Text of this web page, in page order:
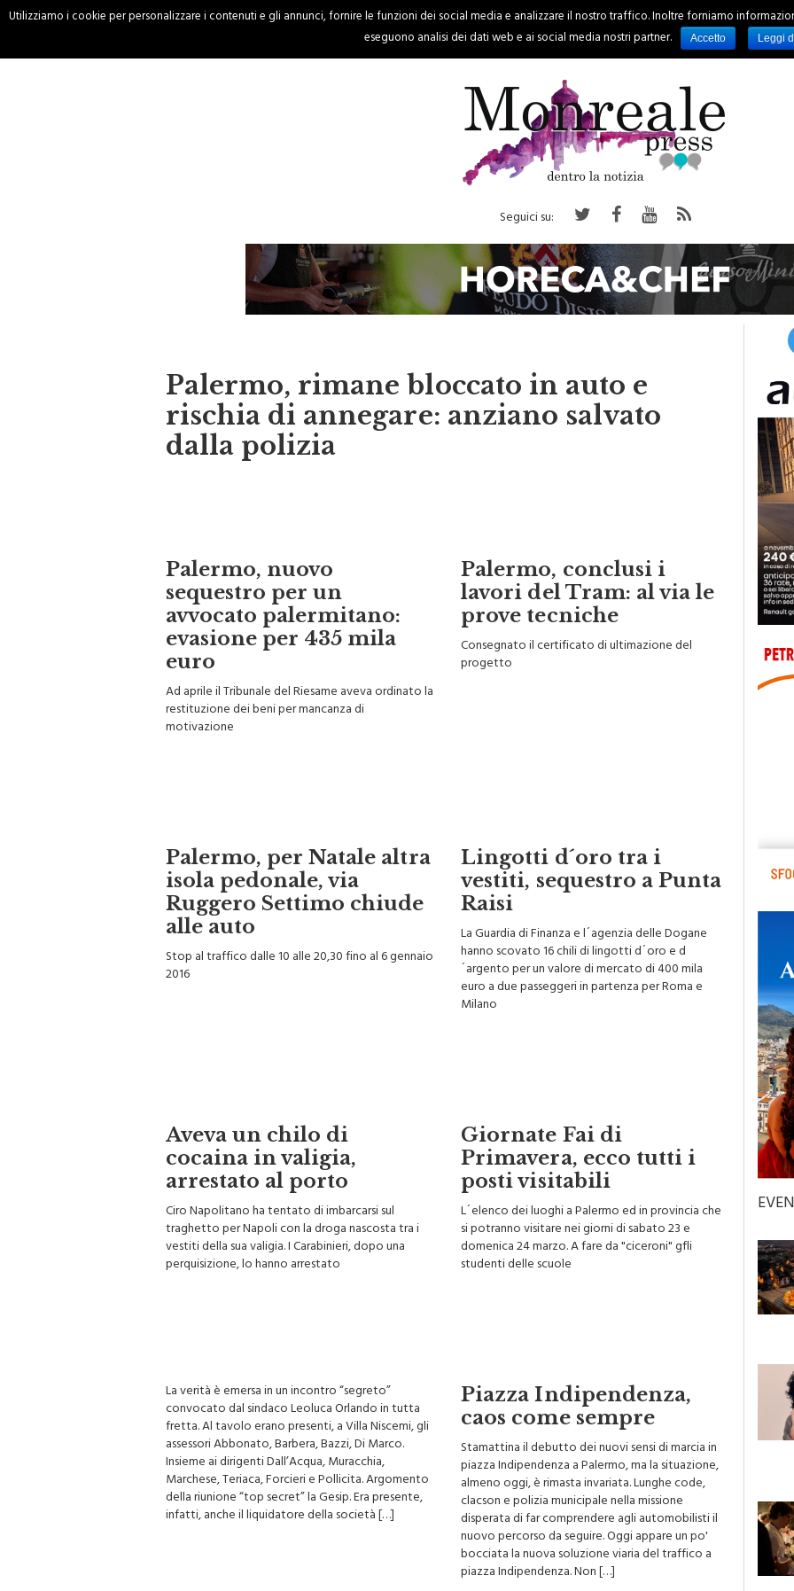
HOME CRONACA PALERMO REGIONE EVENTI RUBRICHE SPORT
Seguici su:
Palermo, rimane bloccato in auto e
rischia di annegare: anziano salvato
dalla polizia
Palermo, nuovo
sequestro per un
avvocato palermitano:
evasione per 435 mila
euro
Ad aprile il Tribunale del Riesame aveva ordinato la
restituzione dei beni per mancanza di
motivazione
Palermo, conclusi i
lavori del Tram: al via le
prove tecniche
Consegnato il certificato di ultimazione del
progetto
Palermo, per Natale altra
isola pedonale, via
Ruggero Settimo chiude
alle auto
Stop al traffico dalle 10 alle 20,30 fino al 6 gennaio
2016
Lingotti d´oro tra i
vestiti, sequestro a Punta
Raisi
La Guardia di Finanza e l´agenzia delle Dogane
hanno scovato 16 chili di lingotti d´oro e d
´argento per un valore di mercato di 400 mila
euro a due passeggeri in partenza per Roma e
Milano
Aveva un chilo di
cocaina in valigia,
arrestato al porto
Ciro Napolitano ha tentato di imbarcarsi sul
traghetto per Napoli con la droga nascosta tra i
vestiti della sua valigia. I Carabinieri, dopo una
perquisizione, lo hanno arrestato
Giornate Fai di
Primavera, ecco tutti i
posti visitabili
L´elenco dei luoghi a Palermo ed in provincia che
si potranno visitare nei giorni di sabato 23 e
domenica 24 marzo. A fare da "ciceroni" gfli
studenti delle scuole
La verità è emersa in un incontro “segreto”
convocato dal sindaco Leoluca Orlando in tutta
fretta. Al tavolo erano presenti, a Villa Niscemi, gli
assessori Abbonato, Barbera, Bazzi, Di Marco.
Insieme ai dirigenti Dall’Acqua, Muracchia,
Marchese, Teriaca, Forcieri e Pollicita. Argomento
della riunione “top secret” la Gesip. Era presente,
infatti, anche il liquidatore della società […]
Piazza Indipendenza,
caos come sempre
Stamattina il debutto dei nuovi sensi di marcia in
piazza Indipendenza a Palermo, ma la situazione,
almeno oggi, è rimasta invariata. Lunghe code,
clacson e polizia municipale nella missione
disperata di far comprendere agli automobilisti il
nuovo percorso da seguire. Oggi appare un po'
bocciata la nuova soluzione viaria del traffico a
piazza Indipendenza. Non […]
Utilizziamo i cookie per personalizzare i contenuti e gli annunci, fornire le funzioni dei social media e analizzare il nostro traffico. Inoltre forniamo
eseguono analisi dei dati web e ai social media nostri partner.
Accetto Leggi